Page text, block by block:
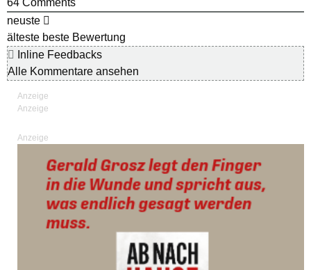
64 Comments
neuste
älteste beste Bewertung
Inline Feedbacks
Alle Kommentare ansehen
Anzeige